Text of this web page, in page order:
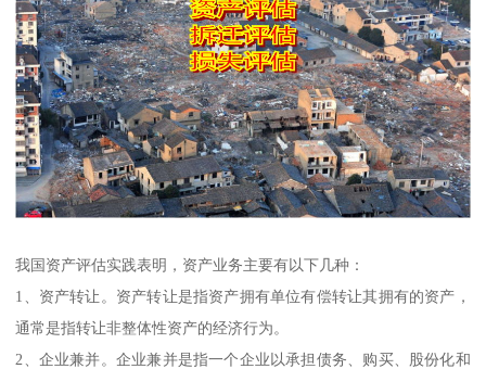
我国资产评估实践表明，资产业务主要有以下几种：
1、资产转让。资产转让是指资产拥有单位有偿转让其拥有的资产，
通常是指转让非整体性资产的经济行为。
2、企业兼并。企业兼并是指一个企业以承担债务、购买、股份化和